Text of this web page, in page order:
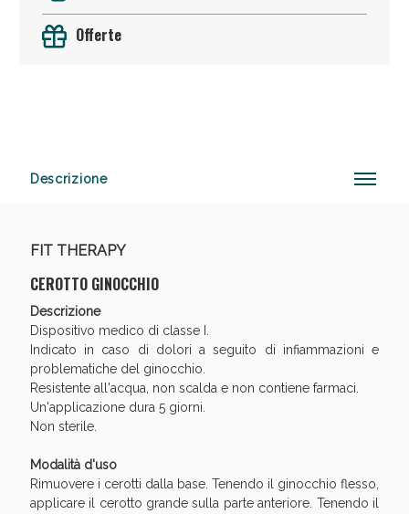
Offerte
Descrizione
FIT THERAPY
CEROTTO GINOCCHIO
Descrizione
Dispositivo medico di classe I.
Indicato in caso di dolori a seguito di infiammazioni e
problematiche del ginocchio.
Resistente all'acqua, non scalda e non contiene farmaci.
Un'applicazione dura 5 giorni.
Non sterile.
Modalità d'uso
Rimuovere i cerotti dalla base. Tenendo il ginocchio flesso,
applicare il cerotto grande sulla parte anteriore. Tenendo il